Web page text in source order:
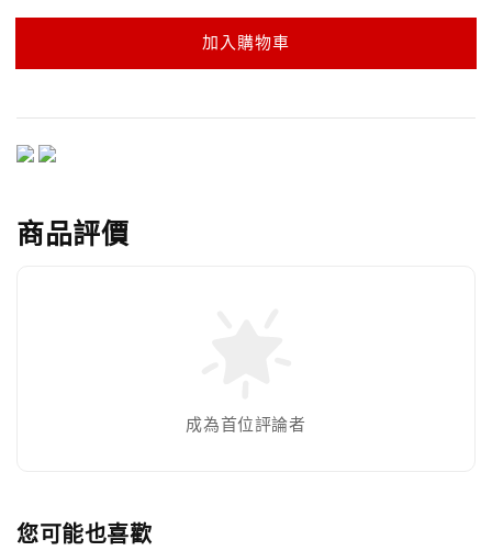
加入購物車
商品評價
成為首位評論者
您可能也喜歡